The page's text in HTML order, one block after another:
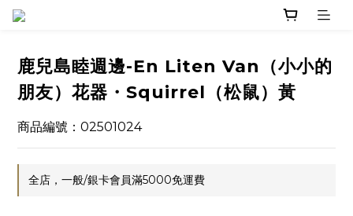
鹿兒島睦週邊-En Liten Van（小小的
朋友）花器・Squirrel（松鼠）黃
商品編號：02501024
全店，一般/銀卡會員滿5000免運費